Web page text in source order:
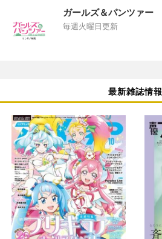
ガールズ＆パンツァー
毎週火曜日更新
最新雑誌情報